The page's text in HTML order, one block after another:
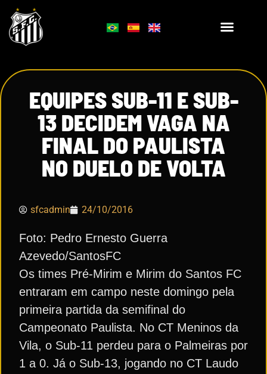
EQUIPES SUB-11 E SUB-
13 DECIDEM VAGA NA
FINAL DO PAULISTA
NO DUELO DE VOLTA
sfcadmin 24/10/2016
Foto: Pedro Ernesto Guerra
Azevedo/SantosFC
Os times Pré-Mirim e Mirim do Santos FC
entraram em campo neste domingo pela
primeira partida da semifinal do
Campeonato Paulista. No CT Meninos da
Vila, o Sub-11 perdeu para o Palmeiras por
1 a 0. Já o Sub-13, jogando no CT Laudo